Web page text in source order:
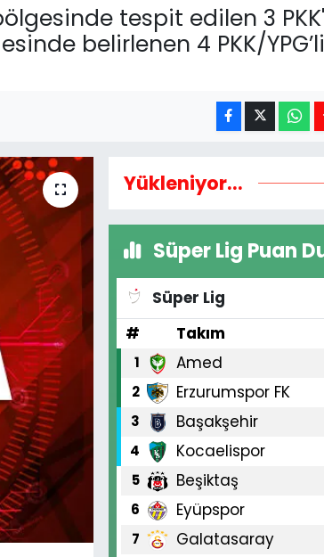
tespit edilen 3
belirlenen 4 PKK/
Yükleniyor...
Süper Lig Puan
Süper Lig
#
Takım
1 Amed
2 Erzurumspor FK
3 Başakşehir
4 Kocaelispor
5 Beşiktaş
6 Eyüpspor
7 Galatasaray